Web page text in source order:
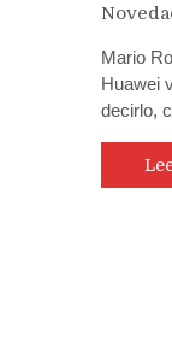
Mario
Huawei
decirlo,